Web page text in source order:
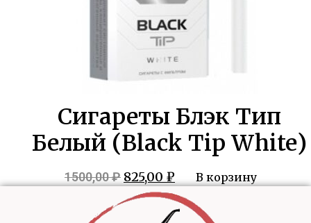
Сигареты Блэк Тип
Белый (Black Tip White)
1500,00₽ Первоначальная
цена
составляла
825,00 ₽ Текущая
цена:
825,00 ₽.
В корзину